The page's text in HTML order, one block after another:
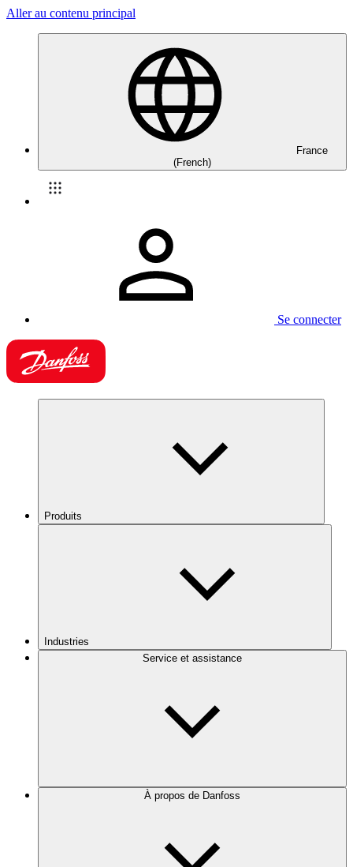
Aller au contenu principal
France
(French)
Se connecter
Produits
Industries
Service et assistance
À propos de Danfoss